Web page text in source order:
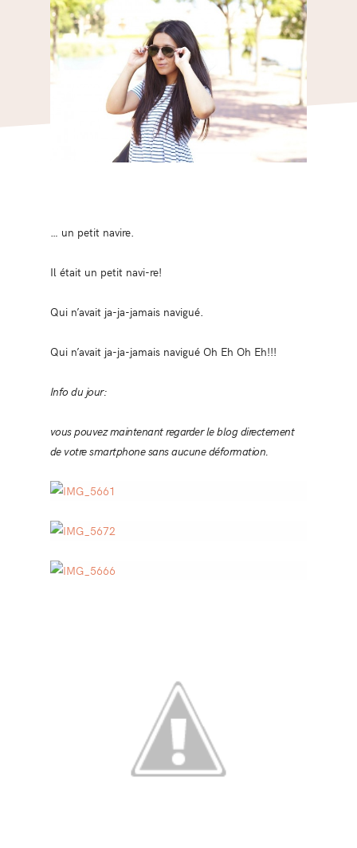
… un petit navire.
Il était un petit navi-re!
Qui n’avait ja-ja-jamais navigué.
Qui n’avait ja-ja-jamais navigué Oh Eh Oh Eh!!!
Info du jour:
vous pouvez maintenant regarder le blog directement
de votre smartphone sans aucune déformation.